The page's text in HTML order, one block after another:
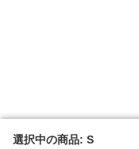
選択中の商品: S
選択中の商品: S